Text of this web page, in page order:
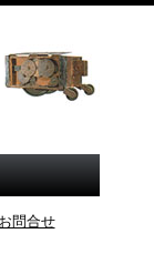
問合せ